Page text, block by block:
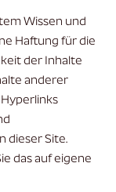
Wissen und
Haftung für die
der Inhalte
anderer
dieser Site.
das auf eigene